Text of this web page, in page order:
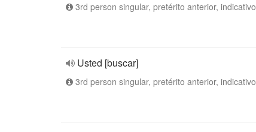
3rd person singular, pretérito anterior, indicativo
Usted [buscar]
3rd person singular, pretérito anterior, indicativo